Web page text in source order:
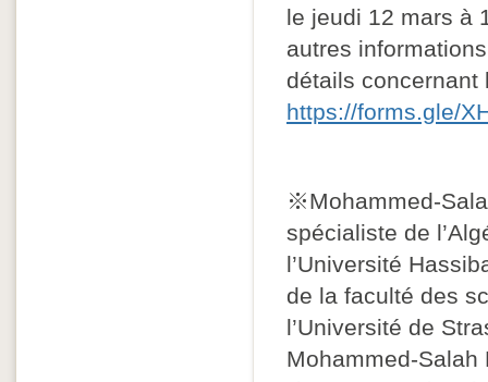
le jeudi 12 mars à
autres
détails concernant
https://forms.gle/
※Mohammed-
spécialiste de
l’Université
de la faculté des
l’Université de
Mohammed-